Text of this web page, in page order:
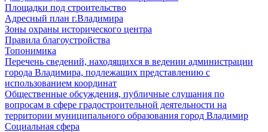
Площадки под строительство
Адресный план г.Владимира
Зоны охраны исторического центра
Правила благоустройства
Топонимика
Перечень сведений, находящихся в ведении администрации
города Владимира, подлежащих представлению с
использованием координат
Общественные обсуждения, публичные слушания по
вопросам в сфере градостроительной деятельности на
территории муниципального образования город Владимир
Социальная сфера